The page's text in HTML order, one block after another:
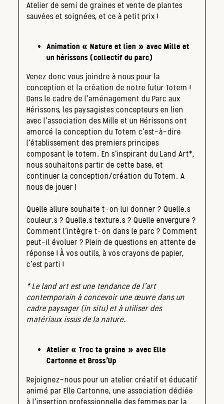
Atelier de semi de graines et vente de plantes
sauvées et soignées, et ce à petit prix !
Animation « Nature et lien » avec Mille et
un hérissons (collectif du parc)
Venez donc vous joindre à nous pour la
conception et la création de notre futur Totem !
Dans le cadre de l’aménagement du Parc aux
Hérissons, les paysagistes concepteurs en lien
avec l’association des Mille et un Hérissons ont
amorcé la conception du Totem c’est-à-dire
l’établissement des premiers principes
composant le totem. En s’inspirant du Land Art*,
nous souhaitons partir de cette base, et
continuer la conception/création du Totem. A
nous de jouer !
Quelle allure souhaite t-on lui donner ? Quelle.s
couleur.s ? Quelle.s texture.s ? Quelle envergure ?
Comment l’intègre t-on dans le parc ? Comment
peut-il évoluer ? Plein de questions en attente de
réponse ! À vos outils, à vos crayons de papier,
c’est parti !
* Le land art est une tendance de l’art
contemporain à concevoir une œuvre dans un
cadre paysager (in situ) et à utiliser des
matériaux issus de la nature.
Atelier « Troc ta graine » avec Elle
Cartonne et Bross’Up
Rejoignez-nous pour un atelier créatif et éducatif
animé par Elle Cartonne, une association dédiée
à l’insertion professionnelle des femmes par la